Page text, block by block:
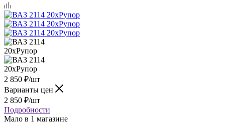
2 850 ₽/шт
Варианты цен
2 850 ₽/шт
Подробности
Мало в 1 магазине